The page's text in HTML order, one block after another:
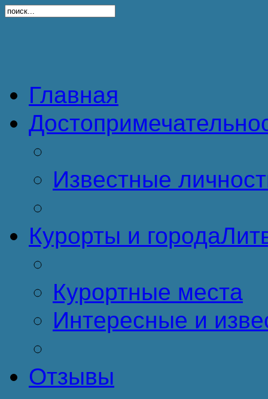
Главная
Известные
Курорты и города
Курортные места
Интересные и
Отзывы